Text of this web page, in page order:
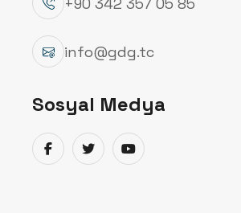
info@gdg.tc
Sosyal Medya